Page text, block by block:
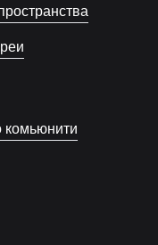
комьюнити